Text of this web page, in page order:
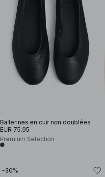
Ballerines en cuir non doublées
EUR 75.95
Premium Selection
-30%